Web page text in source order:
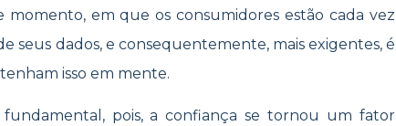
momento, em que os consumidores estão cada vez
seus dados, e consequentemente, mais exigentes, é
isso em mente.
fundamental, pois, a confiança se tornou um fator